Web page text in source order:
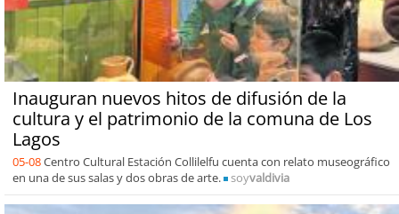
Inauguran nuevos hitos de difusión de la
cultura y el patrimonio de la comuna de Los
Lagos
05-08Centro Cultural Estación Collilelfu cuenta con relato museográfico
en una de sus salas y dos obras de arte.
soyvaldivia